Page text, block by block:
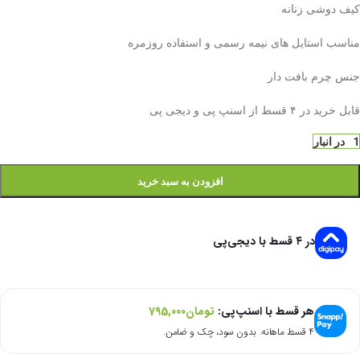
کیف دوشی زنانه
مناسب استایل های نیمه رسمی و استفاده روزمره
جنس چرم بافت دار
قابل خرید در ۴ قسط از اسنپ پی و دیجی پی
1 در انبار
افزودن به سبد خرید
در ۴ قسط با دیجی‌پی
هر قسط با اسنپ‌پی: تومان795,000
۴ قسط ماهانه. بدون سود، چک و ضامن.